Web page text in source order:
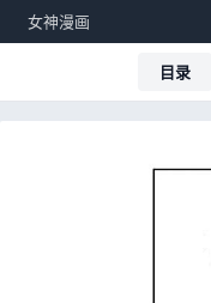
女神漫画
目录